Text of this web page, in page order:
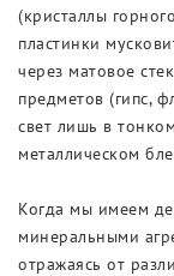
(кристаллы
пластинки
через матовое
предметов (гипс,
свет лишь в
металлическом
Когда мы имеем
минеральными
отражаясь от